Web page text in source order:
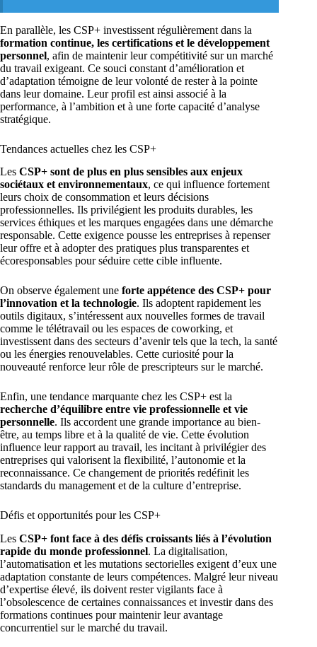
En parallèle, les CSP+ investissent régulièrement dans la
formation continue, les certifications et le développement
personnel, afin de maintenir leur compétitivité sur un marché
du travail exigeant. Ce souci constant d’amélioration et
d’adaptation témoigne de leur volonté de rester à la pointe
dans leur domaine. Leur profil est ainsi associé à la
performance, à l’ambition et à une forte capacité d’analyse
stratégique.
Tendances actuelles chez les CSP+
Les CSP+ sont de plus en plus sensibles aux enjeux
sociétaux et environnementaux, ce qui influence fortement
leurs choix de consommation et leurs décisions
professionnelles. Ils privilégient les produits durables, les
services éthiques et les marques engagées dans une démarche
responsable. Cette exigence pousse les entreprises à repenser
leur offre et à adopter des pratiques plus transparentes et
écoresponsables pour séduire cette cible influente.
On observe également une forte appétence des CSP+ pour
l’innovation et la technologie. Ils adoptent rapidement les
outils digitaux, s’intéressent aux nouvelles formes de travail
comme le télétravail ou les espaces de coworking, et
investissent dans des secteurs d’avenir tels que la tech, la santé
ou les énergies renouvelables. Cette curiosité pour la
nouveauté renforce leur rôle de prescripteurs sur le marché.
Enfin, une tendance marquante chez les CSP+ est la
recherche d’équilibre entre vie professionnelle et vie
personnelle. Ils accordent une grande importance au bien-
être, au temps libre et à la qualité de vie. Cette évolution
influence leur rapport au travail, les incitant à privilégier des
entreprises qui valorisent la flexibilité, l’autonomie et la
reconnaissance. Ce changement de priorités redéfinit les
standards du management et de la culture d’entreprise.
Défis et opportunités pour les CSP+
Les CSP+ font face à des défis croissants liés à l’évolution
rapide du monde professionnel. La digitalisation,
l’automatisation et les mutations sectorielles exigent d’eux une
adaptation constante de leurs compétences. Malgré leur niveau
d’expertise élevé, ils doivent rester vigilants face à
l’obsolescence de certaines connaissances et investir dans des
formations continues pour maintenir leur avantage
concurrentiel sur le marché du travail.